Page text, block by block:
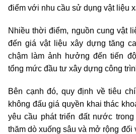
điểm với nhu cầu sử dụng vật liệu
Nhiều thời điểm, nguồn cung vật
đến giá vật liệu xây dựng tăng
chậm làm ảnh hưởng đến tiến
tổng mức đầu tư xây dựng công
Bên cạnh đó, quy định về tiêu
không đấu giá quyền khai thác
yêu cầu phát triển đất nước
thăm dò xuống sâu và mở rộng đối